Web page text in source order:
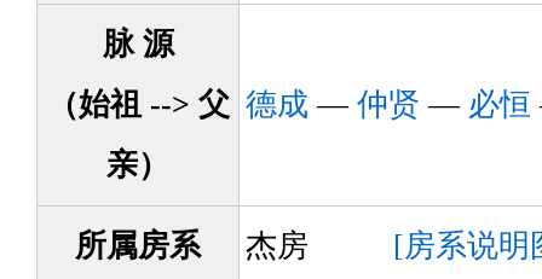
脉 源
（始祖 --> 父
亲）
德成 — 仲贤 — 必恒
所属房系 杰房 [房系说明